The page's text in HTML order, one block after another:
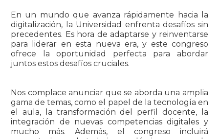
En un mundo que avanza rápidamente hacia la
digitalización, la Universidad enfrenta desafíos sin
precedentes. Es hora de adaptarse y reinventarse
para liderar en esta nueva era, y este congreso
ofrece la oportunidad perfecta para abordar
juntos estos desafíos cruciales.
Nos complace anunciar que se aborda una amplia
gama de temas, como el papel de la tecnología en
el aula, la transformación del perfil docente, la
integración de nuevas competencias digitales y
mucho más. Además, el congreso incluirá